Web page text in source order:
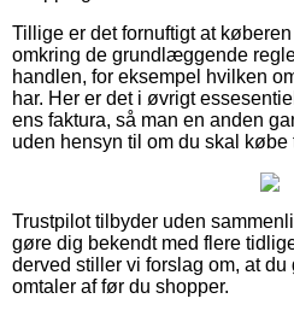
Tillige er det fornuftigt at
omkring de grundlæggende
handlen, for eksempel hvilken
har. Her er det i øvrigt
ens faktura, så man en anden
uden hensyn til om du skal
Trustpilot tilbyder uden
gøre dig bekendt med flere
derved stiller vi forslag om, at
omtaler af før du shopper.